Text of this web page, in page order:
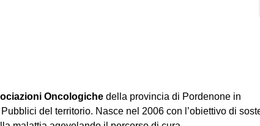
Oncologiche della provincia di Pordenone in
del territorio. Nasce nel 2006 con l’obiettivo di